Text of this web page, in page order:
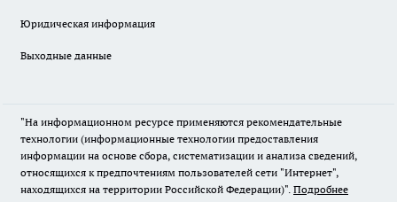
Юридическая информация
Выходные данные
"На информационном ресурсе применяются рекомендательные
технологии (информационные технологии предоставления
информации на основе сбора, систематизации и анализа сведений,
относящихся к предпочтениям пользователей сети "Интернет",
находящихся на территории Российской Федерации)". Подробнее